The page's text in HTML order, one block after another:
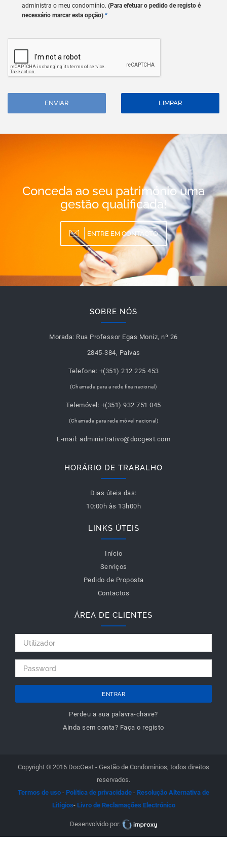
administra o meu condomínio. (Para efetuar o pedido de registo é
necessário marcar esta opção) *
ENVIAR LIMPAR
Conceda ao seu património uma
gestão qualificada!
ENTRE EM CONTACTO
SOBRE NÓS
Morada: Rua Professor Egas Moniz, nº 26
2845-384, Paivas
Telefone: +(351) 212 225 453
(Chamada para a rede fixa nacional)
Telemóvel: +(351) 932 751 045
(Chamada para rede móvel nacional)
E-mail: administrativo@docgest.com
HORÁRIO DE TRABALHO
Dias úteis das:
10:00h às 13h00h
LINKS ÚTEIS
Início
Serviços
Pedido de Proposta
Contactos
ÁREA DE CLIENTES
ENTRAR
Perdeu a sua palavra-chave?
Ainda sem conta? Faça o registo
Copyright © 2016 DocGest - Gestão de Condomínios, todos direitos
reservados.
Termos de uso - Política de privacidade - Resolução Alternativa de
Litígios- Livro de Reclamações Electrónico
Desenvolvido por: